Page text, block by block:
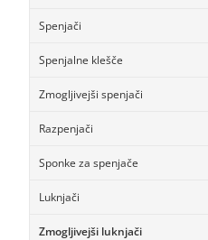
Spenjači
Spenjalne klešče
Zmogljivejši spenjači
Razpenjači
Sponke za spenjače
Luknjači
Zmogljivejši luknjači